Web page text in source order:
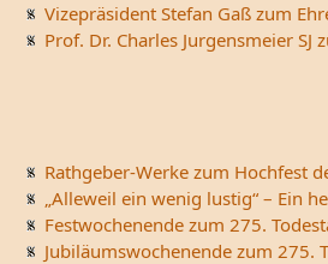
Vizepräsident Stefan Gaß zum
Prof. Dr. Charles Jurgensmeier
Rathgeber-Werke zum Hochfest
„Alleweil ein wenig lustig“ – Ein
Festwochenende zum 275.
Jubiläumswochenende zum 275.